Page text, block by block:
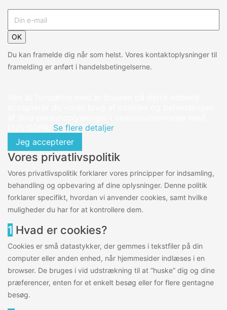
OK
Du kan framelde dig når som helst. Vores kontaktoplysninger til
framelding er anført i handelsbetingelserne.
Se flere detaljer
Jeg accepterer
Vores privatlivspolitik
Vores privatlivspolitik forklarer vores principper for indsamling,
behandling og opbevaring af dine oplysninger. Denne politik
forklarer specifikt, hvordan vi anvender cookies, samt hvilke
muligheder du har for at kontrollere dem.
1 Hvad er cookies?
Cookies er små datastykker, der gemmes i tekstfiler på din
computer eller anden enhed, når hjemmesider indlæses i en
browser. De bruges i vid udstrækning til at “huske” dig og dine
præferencer, enten for et enkelt besøg eller for flere gentagne
besøg.